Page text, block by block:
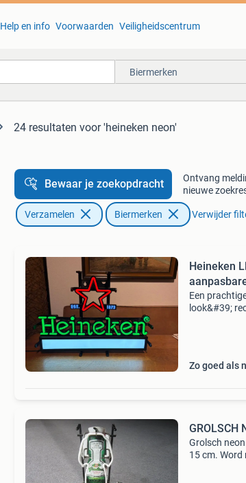
Help en info Voorwaarden Veiligheidscentrum
Biermerken
24 resultaten voor 'heineken neon'
Bewaar je zoekopdracht
Ontvang
nieuwe
Verzamelen Biermerken Verwijder
Heineken
Een
look&#39;
Zo goed als
GROLSCH
Grolsch
15 cm.